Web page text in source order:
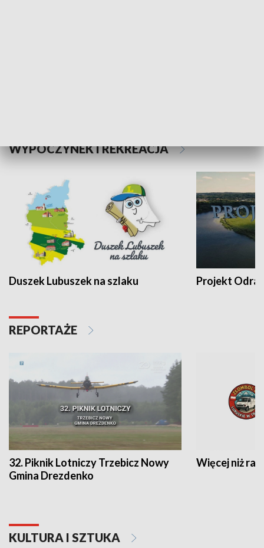
WYPOCZYNEK I REKREACJA
Duszek Lubuszek na szlaku Projekt Odra
REPORTAŻE
32. Piknik Lotniczy Trzebicz Nowy
Gmina Drezdenko
Więcej niż rajd
KULTURA I SZTUKA